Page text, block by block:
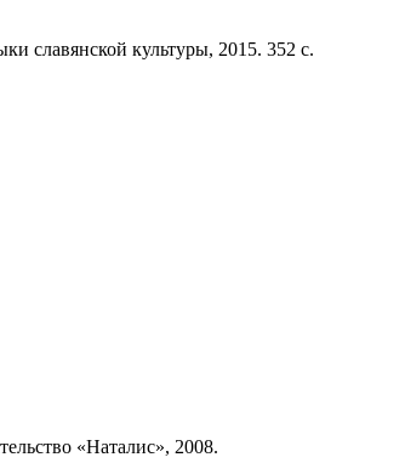
славянской культуры, 2015. 352 с.
«Наталис», 2008.